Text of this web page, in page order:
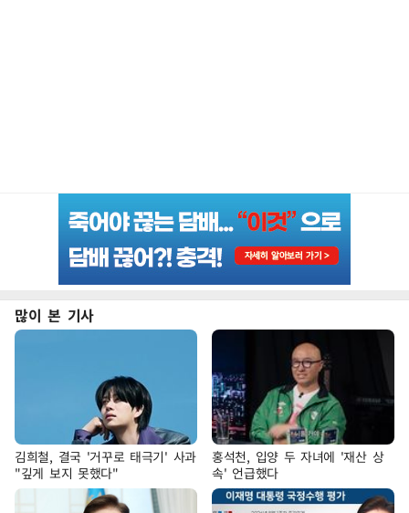
많이 본 기사
김희철, 결국 '거꾸로 태극기' 사과
"깊게 보지 못했다"
홍석천, 입양 두 자녀에 '재산 상
속' 언급했다